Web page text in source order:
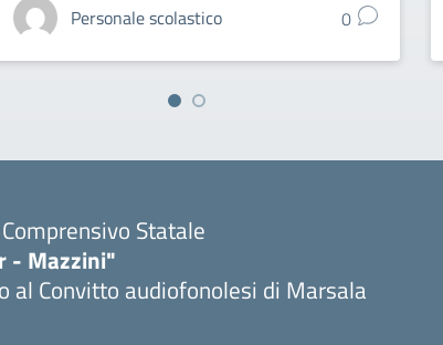
Personale scolastico 0
Statale
- Mazzini"
al Convitto audiofonolesi di Marsala